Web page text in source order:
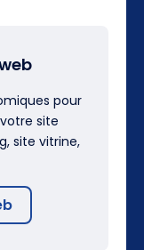
pour
site
site vitrine,